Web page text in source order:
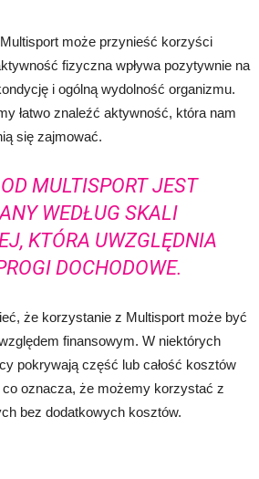
może przynieść korzyści
fizyczna wpływa pozytywnie na
i ogólną wydolność organizmu.
łatwo znaleźć aktywność, która nam
się zajmować.
MULTISPORT JEST
WEDŁUG SKALI
KTÓRA UWZGLĘDNIA
DOCHODOWE.
że korzystanie z Multisport może być
finansowym. W niektórych
pokrywają część lub całość kosztów
oznacza, że możemy korzystać z
bez dodatkowych kosztów.